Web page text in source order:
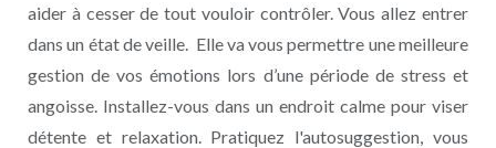
aider à cesser de tout vouloir contrôler. Vous allez entrer
dans un état de veille. Elle va vous permettre une meilleure
gestion de vos émotions lors d’une période de stress et
angoisse. Installez-vous dans un endroit calme pour viser
détente et relaxation. Pratiquez l'autosuggestion, vous